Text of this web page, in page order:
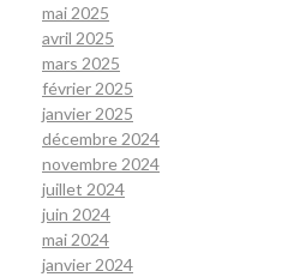
mai 2025
avril 2025
mars 2025
février 2025
janvier 2025
décembre 2024
novembre 2024
juillet 2024
juin 2024
mai 2024
janvier 2024